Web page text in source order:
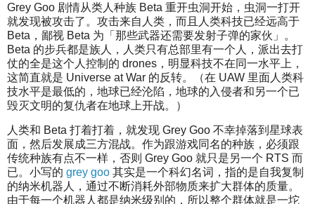
Grey Goo 剧情从类人种族 Beta 重开虫洞开始，虫洞一打开
就发现被攻击了。攻击来自人类，而且人类科技已经远高于
Beta，鄙视 Beta 为「那些武器还需要发射子弹的家伙」。
Beta 的步兵都是族人，人类只有总部里有一个人，派出去打
仗的全是这个人控制的 drones，明显科技不在同一水平上，
这简直就是 Universe at War 的反转。（在 UAW 里面人类科
技水平是最低的，地球已经沦陷，地球的入侵者和另一个已
毁灭文明的复仇者在地球上开战。）
人类和 Beta 打着打着，就发现 Grey Goo 不幸掉落到星球表
面，然后发展成三方混战。作为跟游戏同名的种族，必须跟
传统种族有点不一样，否则 Grey Goo 就只是另一个 RTS 而
已。小写的 grey goo 其实是一个科幻名词，指的是自我复制
的纳米机器人，通过不断消耗外部物质来扩大群体的质量。
由于每一个机器人都是纳米级别的，所以整个群体就是一坨